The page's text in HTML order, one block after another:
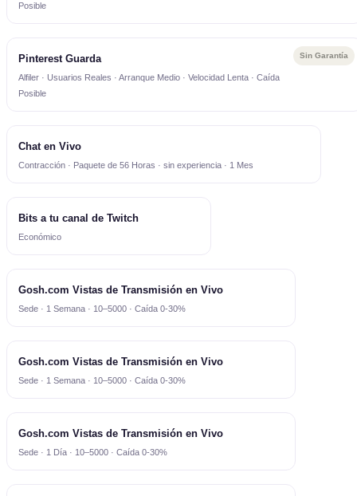
Posible
Sin Garantía
Pinterest Guarda
Alfiler · Usuarios Reales · Arranque Medio · Velocidad Lenta · Caída
Posible
Chat en Vivo
Contracción · Paquete de 56 Horas · sin experiencia · 1 Mes
Bits a tu canal de Twitch
Económico
Gosh.com Vistas de Transmisión en Vivo
Sede · 1 Semana · 10–5000 · Caída 0-30%
Gosh.com Vistas de Transmisión en Vivo
Sede · 1 Semana · 10–5000 · Caída 0-30%
Gosh.com Vistas de Transmisión en Vivo
Sede · 1 Día · 10–5000 · Caída 0-30%